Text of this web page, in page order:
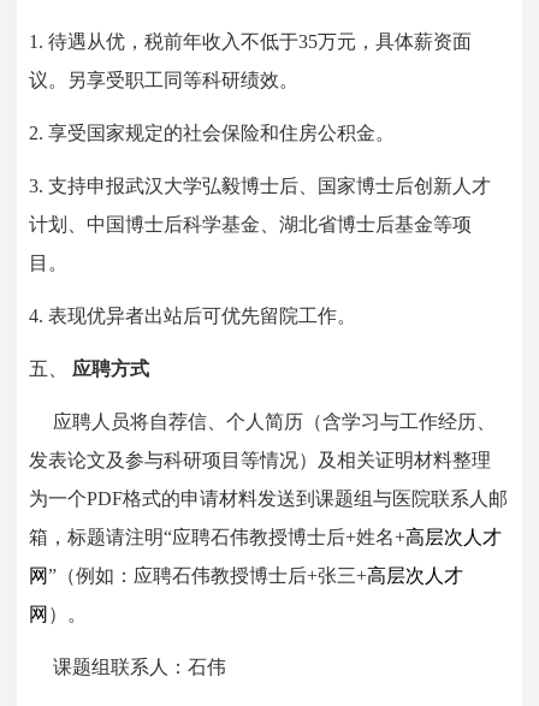
1.待遇从优，税前年收入不低于35万元，具体薪资面
议。另享受职工同等科研绩效。
2.享受国家规定的社会保险和住房公积金。
3.支持申报武汉大学弘毅博士后、国家博士后创新人才
计划、中国博士后科学基金、湖北省博士后基金等项
目。
4.表现优异者出站后可优先留院工作。
五、 应聘方式
应聘人员将自荐信、个人简历（含学习与工作经历、
发表论文及参与科研项目等情况）及相关证明材料整理
为一个PDF格式的申请材料发送到课题组与医院联系人邮
箱，标题请注明“应聘石伟教授博士后+姓名+高层次人才
网”（例如：应聘石伟教授博士后+张三+高层次人才
网 ）。
课题组联系人：石伟